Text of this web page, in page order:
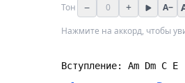
Тон − 0 + A−
Нажмите на аккорд, чтобы